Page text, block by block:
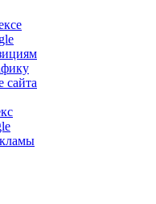
сайта